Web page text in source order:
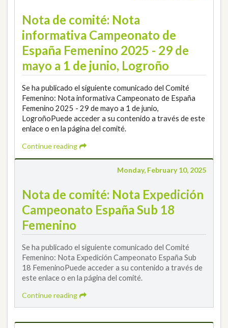
Nota de comité: Nota
informativa Campeonato de
España Femenino 2025 - 29 de
mayo a 1 de junio, Logroño
Se ha publicado el siguiente comunicado del Comité
Femenino: Nota informativa Campeonato de España
Femenino 2025 - 29 de mayo a 1 de junio,
LogroñoPuede acceder a su contenido a través de este
enlace o en la página del comité.
Continue reading
Monday, February 10, 2025
Nota de comité: Nota Expedición
Campeonato España Sub 18
Femenino
Se ha publicado el siguiente comunicado del Comité
Femenino: Nota Expedición Campeonato España Sub
18 FemeninoPuede acceder a su contenido a través de
este enlace o en la página del comité.
Continue reading